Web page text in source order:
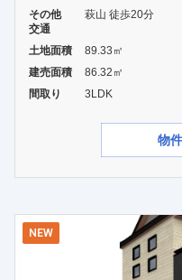
その他
交通
萩山 徒歩20分
土地面積
89.33㎡
建売面積
86.32㎡
間取り
3LDK
物
NEW